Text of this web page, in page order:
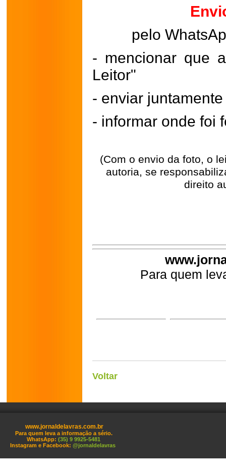
pelo
- mencionar que
Leitor"
- enviar
- informar onde foi
(Com o envio da foto, o
autoria, se
direito
Para quem
Voltar
www.jornaldelavras.com.br
Para quem leva a informação a sério.
WhatsApp: (35) 9 9925-5481
Instagram e Facebook: @jornaldelavras